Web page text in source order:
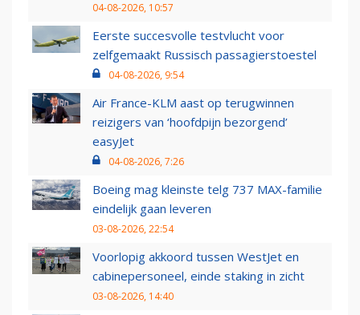
04-08-2026, 10:57
Eerste succesvolle testvlucht voor
zelfgemaakt Russisch passagierstoestel
04-08-2026, 9:54
Air France-KLM aast op terugwinnen
reizigers van ‘hoofdpijn bezorgend’
easyJet
04-08-2026, 7:26
Boeing mag kleinste telg 737 MAX-familie
eindelijk gaan leveren
03-08-2026, 22:54
Voorlopig akkoord tussen WestJet en
cabinepersoneel, einde staking in zicht
03-08-2026, 14:40